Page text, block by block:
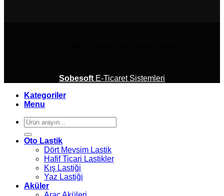
SobesoftE-Ticaret Sistemleri
Kategoriler
Menu
Ara:
Oto Lastik
Dört Mevsim Lastik
Hafif Ticari Lastikler
Kış Lastiği
Yaz Lastiği
Aküler